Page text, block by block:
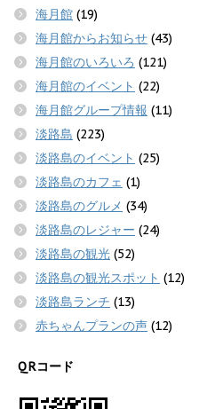
海月館 (19)
海月館からお知らせ (43)
海月館のいろいろ (121)
海月館のイベント (22)
海月館グループ情報 (11)
淡路島 (223)
淡路島のイベント (25)
淡路島のカフェ (1)
淡路島のグルメ (34)
淡路島のレジャー (24)
淡路島の観光 (52)
淡路島の観光スポット (12)
淡路島ランチ (13)
赤ちゃんプランの声 (12)
QRコード